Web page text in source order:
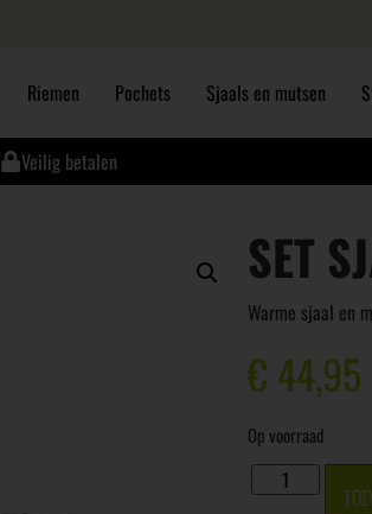
Riemen Pochets Sjaals en mutsen
Veilig betalen
SET
Warme sjaal en
€44,95
Op voorraad